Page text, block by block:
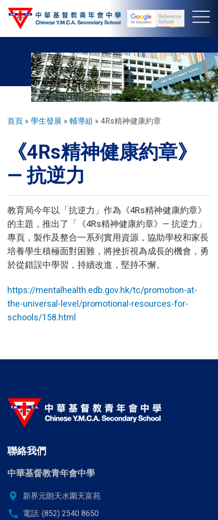
導
連
首頁 學生發展 輔導組 4Rs精神健康約章
《4Rs精神健康約章》
— 抗逆力
教育局今年以「抗逆力」作為《4Rs精神健康約章》
的主題，推出了「《4Rs精神健康約章》— 抗逆力」
專頁，製作及整合一系列實用資源，協助學校和家長
培養學生積極面對困難，將挫折視為成長的機會，勇
於從錯誤中學習，持續改進，堅持不懈。
https://mentalhealth.edb.gov.hk/tc/promotion-at-
the-universal-level/promotional-resources-for-
schools/158.html
聯絡我們
中華基督教青年會中學
location_on 新界元朗天水圍天富苑
call 電話: (852) 2540 8650